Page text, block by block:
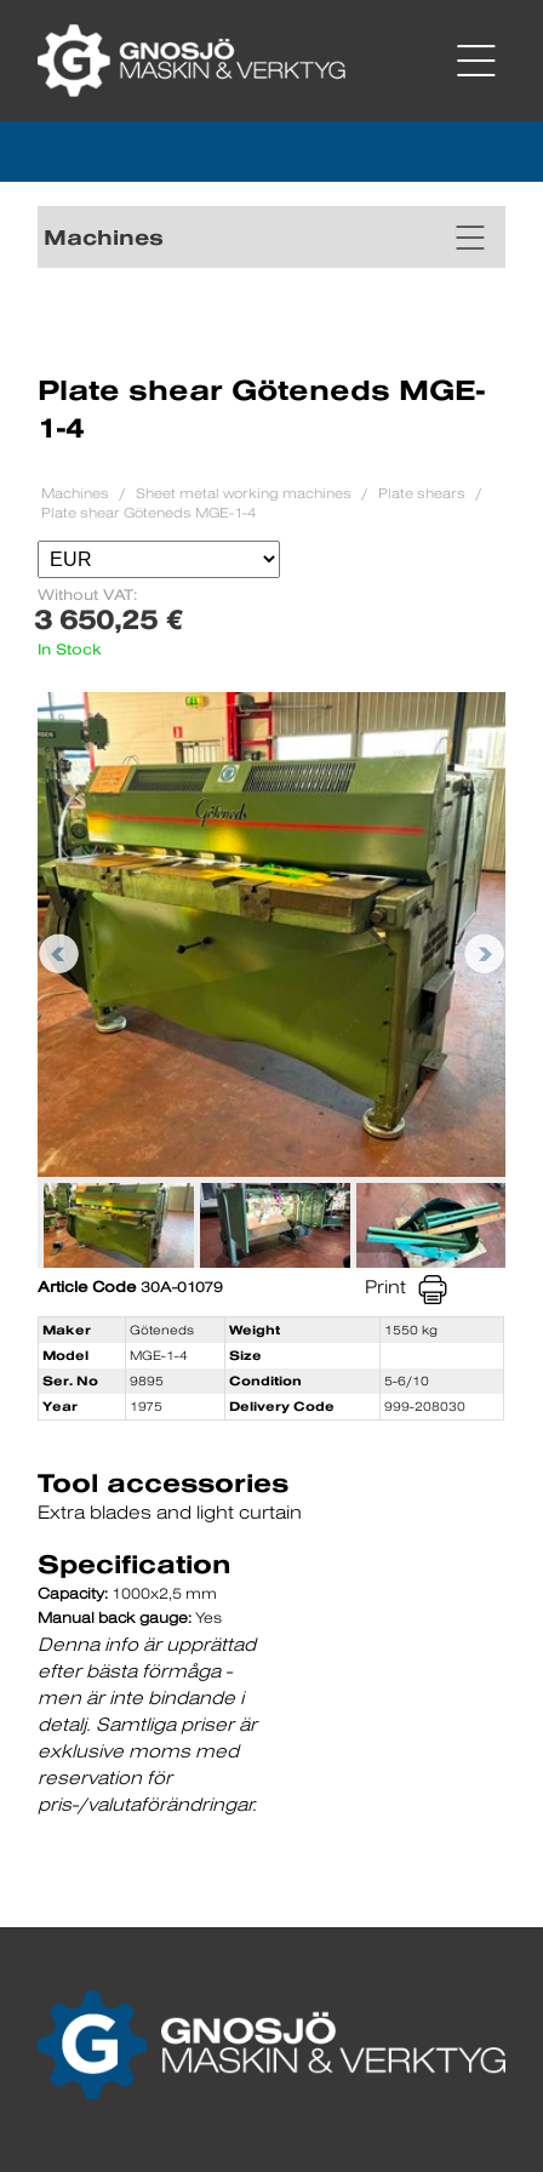
Machines
Plate shear Göteneds MGE-
1-4
Machines Sheet metal working machines
Plate shears
Plate shear Göteneds MGE-1-4
Without VAT:
3 650,25 €
In Stock
Article Code30A-01079 Print
Maker Göteneds Weight
1550 kg
Model
MGE-1-4
Size
Ser. No
9895 Condition
5-6/10
Year
1975 Delivery Code 999-208030
Tool accessories
Extra blades and light curtain
Specification
Capacity: 1000x2,5 mm
Manual back gauge: Yes
Denna info är upprättad
efter bästa förmåga -
men är inte bindande i
detalj. Samtliga priser är
exklusive moms med
reservation för
pris-/valutaförändringar.